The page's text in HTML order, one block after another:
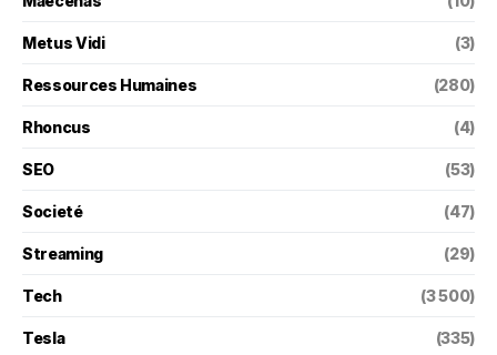
Metus Vidi (3)
Ressources Humaines (280)
Rhoncus (4)
SEO (53)
Societé (47)
Streaming (29)
Tech (3 500)
Tesla (335)